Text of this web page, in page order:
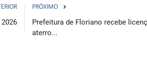
PRÓXIMO
Prefeitura de Floriano recebe
aterro...